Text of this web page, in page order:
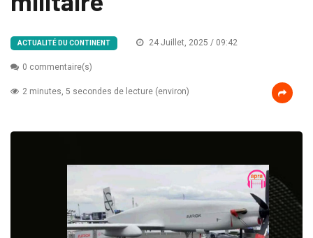
ACTUALITÉ DU CONTINENT 24 Juillet, 2025 / 09:42
0 commentaire(s)
2 minutes, 5 secondes de lecture (environ)